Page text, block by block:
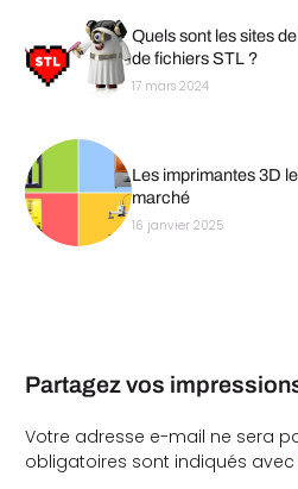
Quels sont les sites
de fichiers STL ?
17 mars 2024
Les imprimantes 3D
marché
16 janvier 2025
Partagez vos
Votre adresse e-mail ne sera
obligatoires sont indiqués avec